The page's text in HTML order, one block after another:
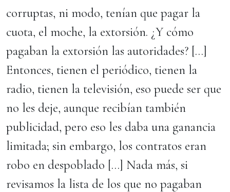
corruptas, ni modo, tenían que pagar la
cuota, el moche, la extorsión. ¿Y cómo
pagaban la extorsión las autoridades? […]
Entonces, tienen el periódico, tienen la
radio, tienen la televisión, eso puede ser que
no les deje, aunque recibían también
publicidad, pero eso les daba una ganancia
limitada; sin embargo, los contratos eran
robo en despoblado […] Nada más, si
revisamos la lista de los que no pagaban